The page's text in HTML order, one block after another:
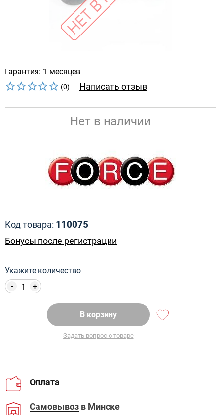
Гарантия: 1 месяцев
(0) Написать отзыв
Нет в наличии
Код товара: 110075
Бонусы после регистрации
Укажите количество
+
-
В корзину
Задать вопрос о товаре
Оплата
Самовывоз в Минске